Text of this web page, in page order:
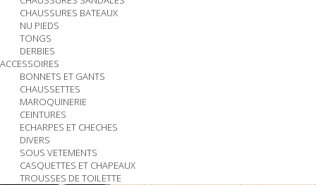
CHAUSSURES BATEAUX
NU PIEDS
TONGS
DERBIES
ACCESSOIRES
BONNETS ET GANTS
CHAUSSETTES
MAROQUINERIE
CEINTURES
ECHARPES ET CHECHES
DIVERS
SOUS VETEMENTS
CASQUETTES ET CHAPEAUX
TROUSSES DE TOILETTE